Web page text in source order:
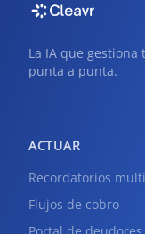
La IA que
punta a punta.
ACTUAR
Recordatorios
Flujos de cobro